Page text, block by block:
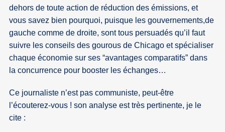
dehors de toute action de réduction des émissions, et
vous savez bien pourquoi, puisque les gouvernements,de
gauche comme de droite, sont tous persuadés qu’il faut
suivre les conseils des gourous de Chicago et spécialiser
chaque économie sur ses “avantages comparatifs” dans
la concurrence pour booster les échanges…
Ce journaliste n’est pas communiste, peut-être
l’écouterez-vous ! son analyse est très pertinente, je le
cite :